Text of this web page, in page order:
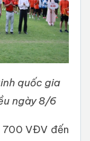
quốc gia
ngày 8/6
700 VĐV đến